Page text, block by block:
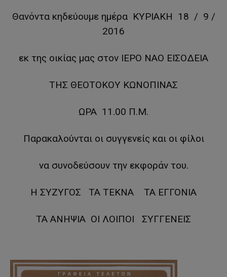
Θανόντα κηδεύουμε ημέρα ΚΥΡΙΑΚΗ 18 / 9 /
2016
εκ της οικίας μας στον ΙΕΡΟ ΝΑΟ ΕΙΣΟΔΕΙΑ
ΤΗΣ ΘΕΟΤΟΚΟΥ ΚΩΝΟΠΙΝΑΣ
ΩΡΑ 11.00 Π.Μ.
Παρακαλούνται οι συγγενείς και οι φίλοι
να συνοδεύσουν την εκφοράν του.
Η ΣΥΖΥΓΟΣ ΤΑ ΤΕΚΝΑ ΤΑ ΕΓΓΟΝΙΑ
ΤΑ ΑΝΗΨΙΑ ΟΙ ΛΟΙΠΟΙ ΣΥΓΓΕΝΕΙΣ